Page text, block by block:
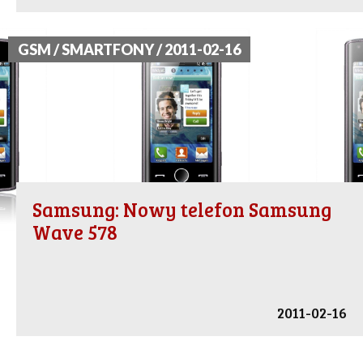
GSM / SMARTFONY / 2011-02-16
Samsung: Nowy telefon Samsung
Wave 578
2011-02-16